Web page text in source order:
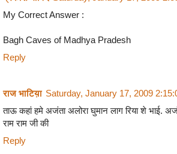
My Correct Answer :
Bagh Caves of Madhya Pradesh
Reply
राज भाटिय़ा Saturday, January 17, 2009
ताऊ कहां हमे अजंता अलोरा घुमान लाग रिया शे भाई.
राम राम जी की
Reply